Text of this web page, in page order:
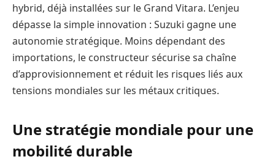
hybrid, déjà installées sur le Grand Vitara. L’enjeu
dépasse la simple innovation : Suzuki gagne une
autonomie stratégique. Moins dépendant des
importations, le constructeur sécurise sa chaîne
d’approvisionnement et réduit les risques liés aux
tensions mondiales sur les métaux critiques.
Une stratégie mondiale pour une
mobilité durable